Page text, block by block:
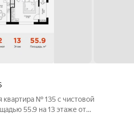
квартира № 135 с чистовой
55.9 на 13 этаже от